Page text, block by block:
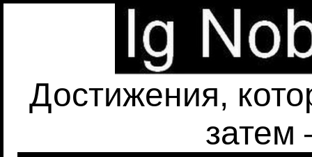
Достижения,
затем